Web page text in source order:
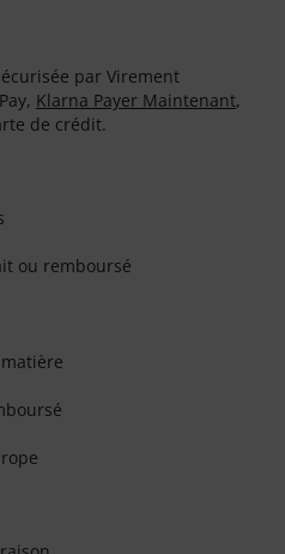
par Virement
Klarna Payer Maintenant,
de crédit.
ou remboursé